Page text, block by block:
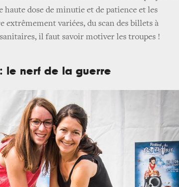
dose de minutie et de patience et les
extrêmement variées, du scan des billets à
il faut savoir motiver les troupes !
le nerf de la guerre